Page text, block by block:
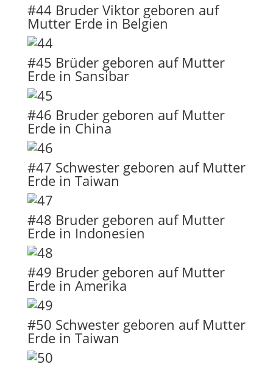
#44 Bruder Viktor geboren auf
Mutter Erde in Belgien
#45 Brüder geboren auf Mutter
Erde in Sansibar
#46 Bruder geboren auf Mutter
Erde in China
#47 Schwester geboren auf Mutter
Erde in Taiwan
#48 Bruder geboren auf Mutter
Erde in Indonesien
#49 Bruder geboren auf Mutter
Erde in Amerika
#50 Schwester geboren auf Mutter
Erde in Taiwan